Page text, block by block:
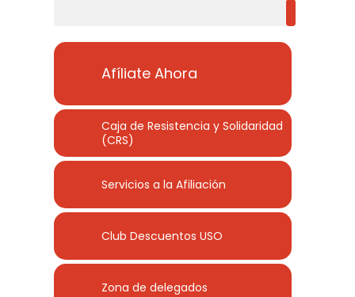
Afíliate Ahora
Caja de Resistencia y Solidaridad
(CRS)
Servicios a la Afiliación
Club Descuentos USO
Zona de delegados